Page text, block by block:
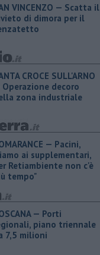
VINCENZO — Scatta il
di dimora per il
CROCE SULL'ARNO
decoro
zona industriale
— Pacini,
ai supplementari,
Retiambiente non c'è
tempo"
— Porti
piano triennale
7,5 milioni